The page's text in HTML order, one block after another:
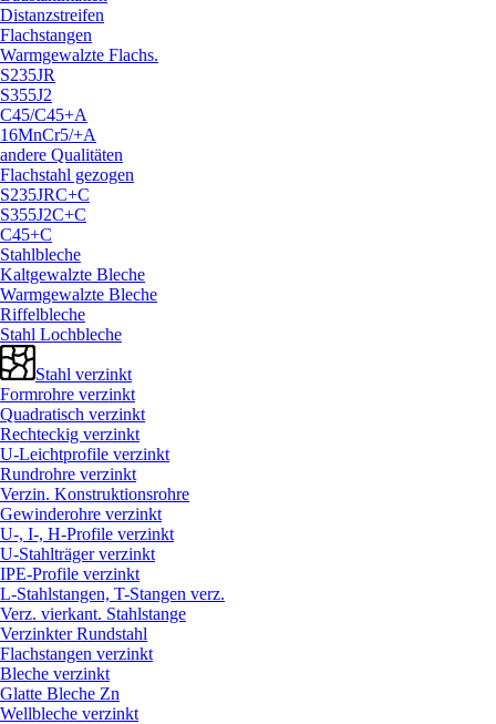
Distanzstreifen
Flachstangen
Warmgewalzte Flachs.
S235JR
S355J2
C45/C45+A
16MnCr5/+A
andere Qualitäten
Flachstahl gezogen
S235JRC+C
S355J2C+C
C45+C
Stahlbleche
Kaltgewalzte Bleche
Warmgewalzte Bleche
Riffelbleche
Stahl Lochbleche
Stahl verzinkt
Formrohre verzinkt
Quadratisch verzinkt
Rechteckig verzinkt
U-Leichtprofile verzinkt
Rundrohre verzinkt
Verzin. Konstruktionsrohre
Gewinderohre verzinkt
U-, I-, H-Profile verzinkt
U-Stahlträger verzinkt
IPE-Profile verzinkt
L-Stahlstangen, T-Stangen verz.
Verz. vierkant. Stahlstange
Verzinkter Rundstahl
Flachstangen verzinkt
Bleche verzinkt
Glatte Bleche Zn
Wellbleche verzinkt